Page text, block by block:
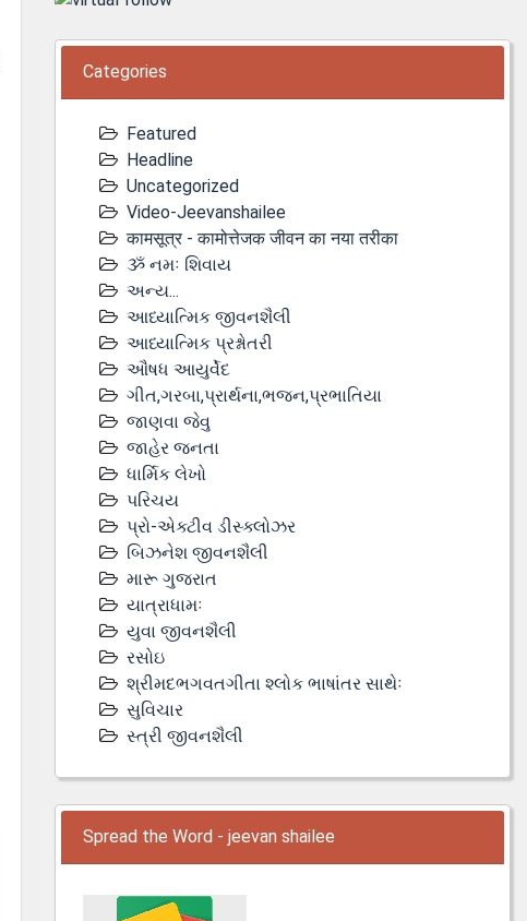
Categories
Featured
Headline
Uncategorized
Video-Jeevanshailee
कामसूत्र - कामोत्तेजक जीवन का नया तरीका
ૐ નમઃ શિવાય
અન્ય...
આધ્યાત્મિક જીવનશૈલી
આધ્યાત્મિક પ્રશ્નોતરી
ઔષધ આયુર્વેદ
ગીત,ગરબા,પ્રાર્થના,ભજન,પ્રભાતિયા
જાણવા જેવુ
જાહેર જનતા
ધાર્મિક લેખો
પરિચય
પ્રો-એક્ટીવ ડીસ્‍ક્લોઝર
બિઝનેશ જીવનશૈલી
મારૂ ગુજરાત
યાત્રાધામઃ
યુવા જીવનશૈલી
રસોઇ
શ્રીમદભગવતગીતા શ્લોક ભાષાંતર સાથેઃ
સુવિચાર
સ્ત્રી જીવનશૈલી
Spread the Word - jeevan shailee